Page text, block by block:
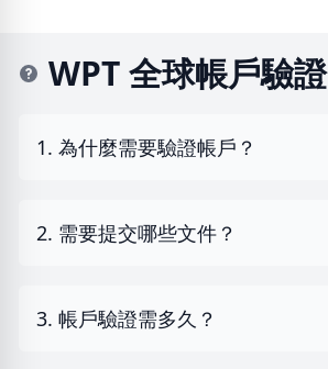
WPT 全球帳戶驗證
1. 為什麼需要驗證帳戶？
2. 需要提交哪些文件？
3. 帳戶驗證需多久？